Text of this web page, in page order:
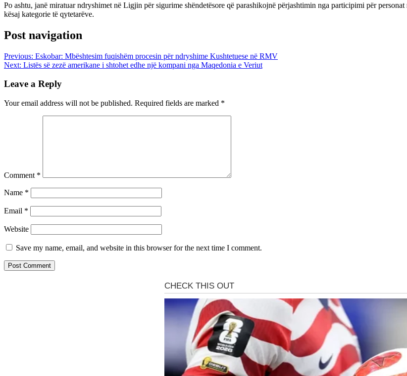
Po ashtu, janë miratuar ndryshimet në Ligjin për sigurime shëndetësore që parashikojnë përjashtimin nga participimi për
kësaj kategorie të qytetarëve.
Post navigation
Previous: Eskobar: Mbështesim fuqishëm procesin për ndryshime Kushtetuese në RMV
Next: Listës së zezë amerikane i shtohet edhe një kompani nga Maqedonia e Veriut
Leave a Reply
Your email address will not be published. Required fields are marked *
Comment *
Name *
Email *
Website
Save my name, email, and website in this browser for the next time I comment.